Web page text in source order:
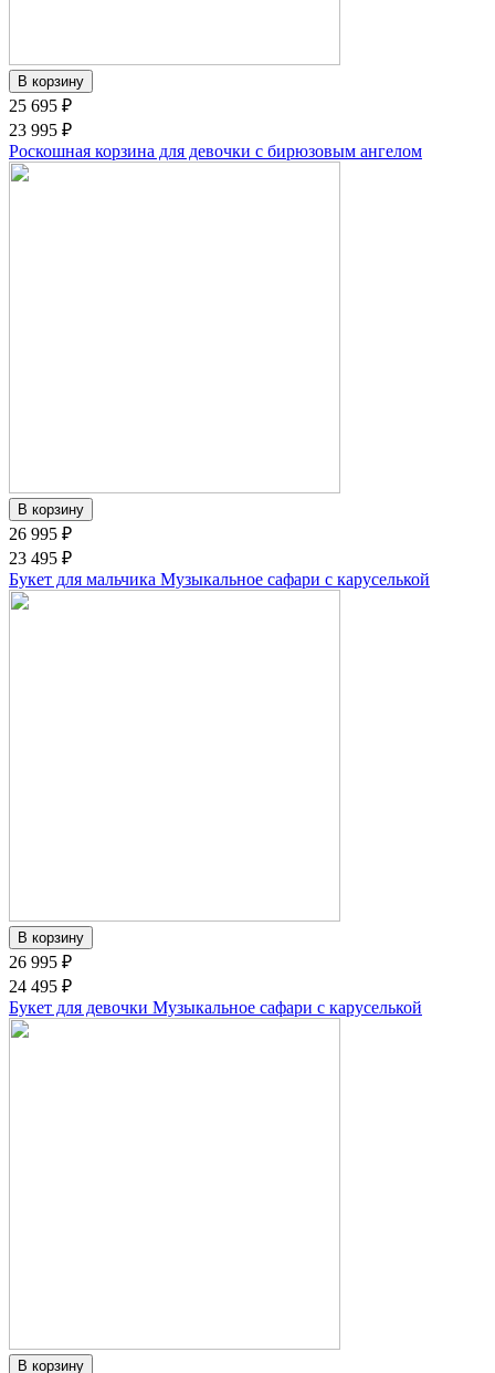
25 695 ₽
23 995 ₽
Роскошная корзина для девочки с бирюзовым ангелом
26 995 ₽
23 495 ₽
Букет для мальчика Музыкальное сафари с каруселькой
26 995 ₽
24 495 ₽
Букет для девочки Музыкальное сафари с каруселькой